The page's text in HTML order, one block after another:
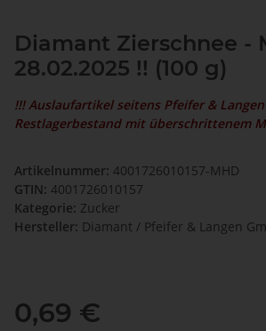
Diamant Zierschnee -
28.02.2025 !! (100 g)
!!! Auslaufartikel seitens Pfeifer &
Restlagerbestand mit überschrittenem
Artikelnummer: 4001726010157-MHD
GTIN: 4001726010157
Kategorie: Zucker
Hersteller: Diamant / Pfeifer & Langen
0,69 €